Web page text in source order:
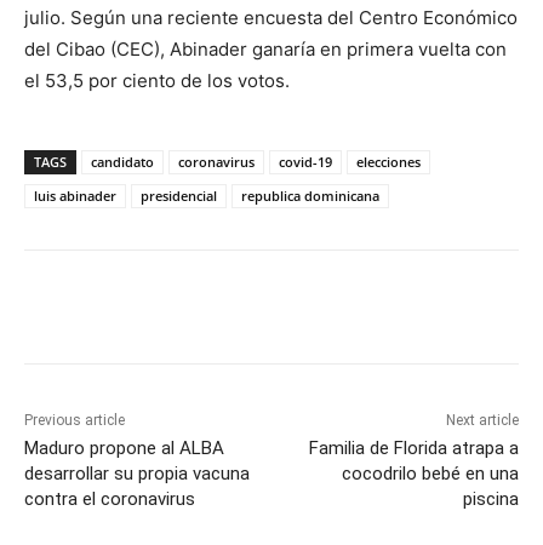
julio. Según una reciente encuesta del Centro Económico
del Cibao (CEC), Abinader ganaría en primera vuelta con
el 53,5 por ciento de los votos.
TAGS candidato coronavirus covid-19
elecciones
luis abinader
presidencial republica dominicana
Previous article
Maduro propone al ALBA
desarrollar su propia vacuna
contra el coronavirus
Next article
Familia de Florida atrapa a
cocodrilo bebé en una
piscina